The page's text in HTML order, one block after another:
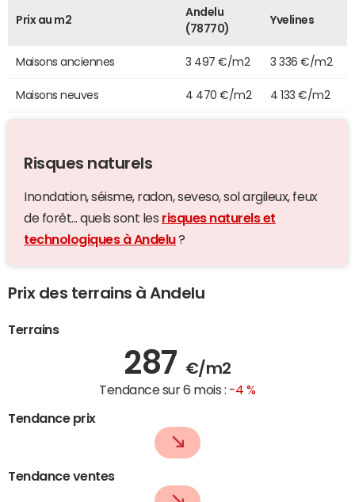
Prix au m2
Andelu
(78770)
Yvelines
Maisons anciennes 3 497 €/m2 3 336 €/m2
Maisons neuves 4 470 €/m2 4 133 €/m2
Risques naturels
Inondation, séisme, radon, seveso, sol argileux, feux
de forêt... quels sont les risques naturels et
technologiques à Andelu?
Prix des terrains à Andelu
Terrains
287 €/m2
Tendance sur 6 mois : -4 %
Tendance prix
Tendance ventes